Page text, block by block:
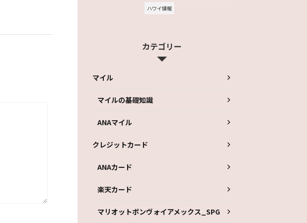
ハワイ情報
カテゴリー
マイル
マイルの基礎知識
ANAマイル
クレジットカード
ANAカード
楽天カード
マリオットボンヴォイアメックス_SPG